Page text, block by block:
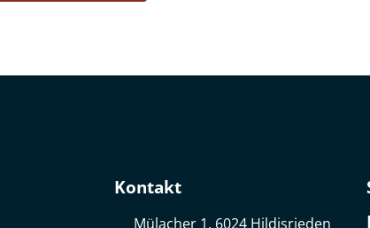
Kontakt
Mülacher 1, 6024 Hildisrieden